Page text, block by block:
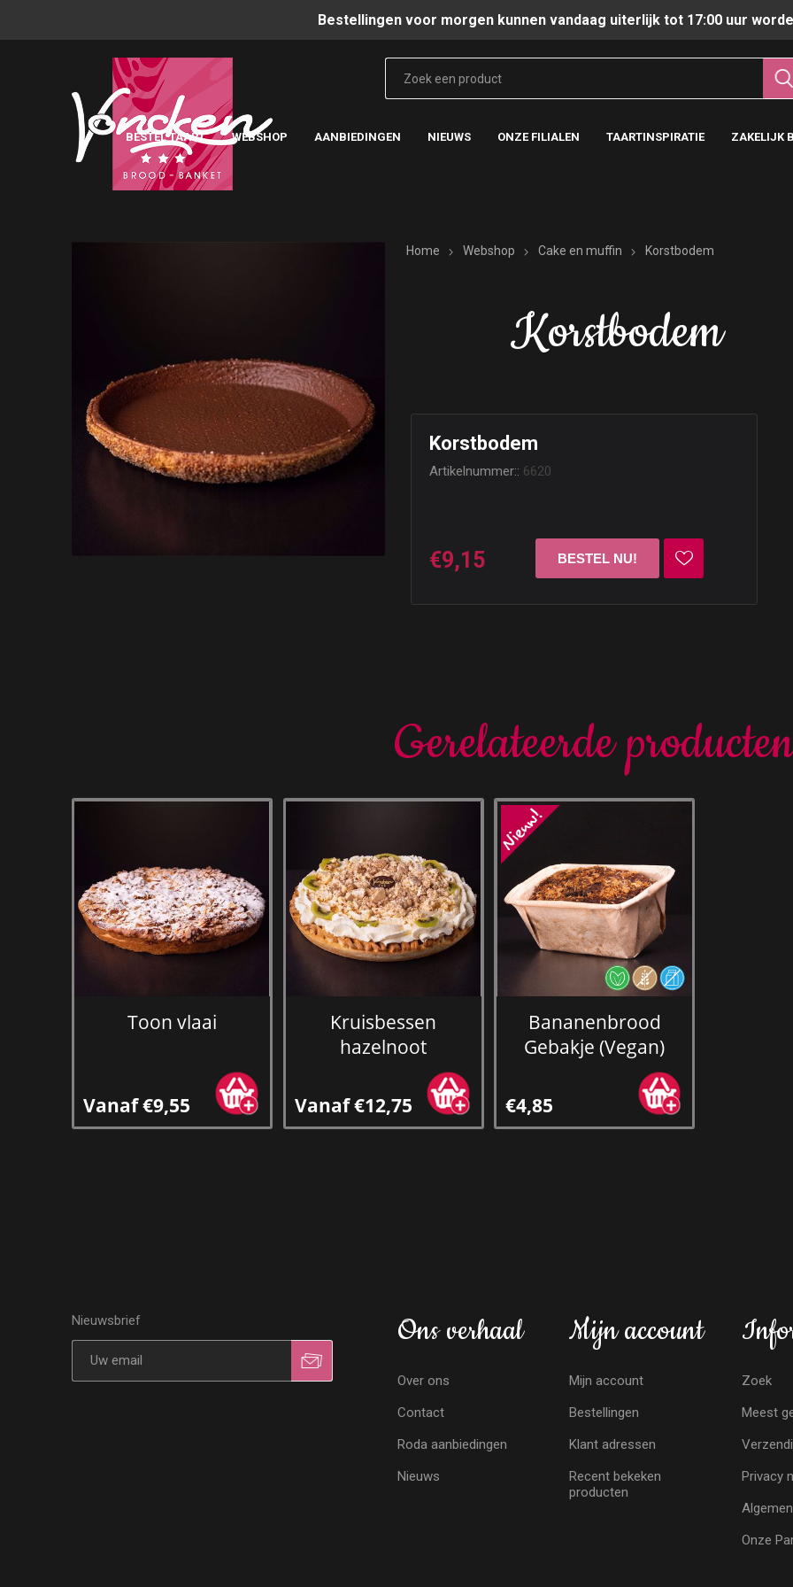
Bestellingen voor morgen kunnen vandaag uiterlijk tot 17:00 uur
BESTEL TAART WEBSHOP AANBIEDINGEN NIEUWS ONZE FILIALEN TAARTINSPIRATIE ZAKELIJK
Home Webshop Cake en muffin Korstbodem
Korstbodem
Korstbodem
Artikelnummer:: 6620
€9,15
Gerelateerde
Toon vlaai
Vanaf €9,55
Kruisbessen
hazelnoot
Vanaf €12,75
Bananenbrood
Gebakje (Vegan)
€4,85
Nieuwsbrief Ons verhaal
Over ons
Contact
Roda aanbiedingen
Nieuws
Mijn account
Mijn account
Bestellingen
Klant adressen
Recent bekeken
producten
Zoek
Meest
Privacy
Onze